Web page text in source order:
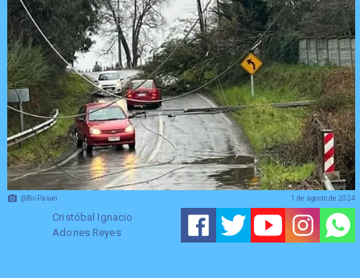
@BioPasan
Cristóbal Ignacio
Adones Reyes
1 de agosto de 2024